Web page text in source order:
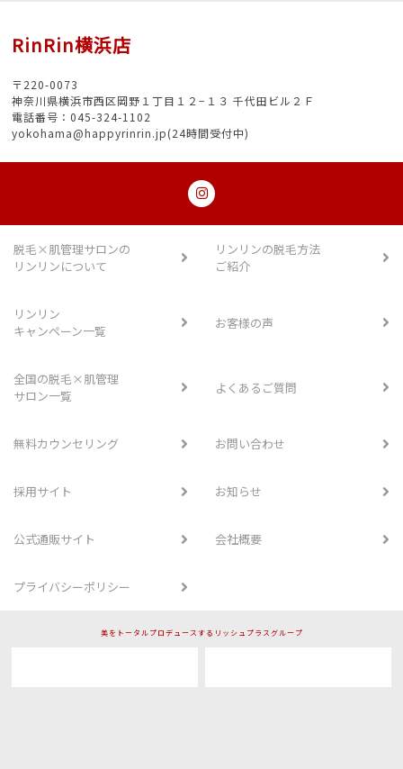
RinRin横浜店
〒220-0073
神奈川県横浜市西区岡野１丁目１２−１３ 千代田ビル２Ｆ
電話番号：045-324-1102
yokohama@happyrinrin.jp(24時間受付中)
脱毛×肌管理サロンの
リンリンについて
リンリンの脱毛方法
ご紹介
リンリン
キャンペーン一覧
お客様の声
全国の脱毛×肌管理
サロン一覧
よくあるご質問
無料カウンセリング お問い合わせ
採用サイト お知らせ
公式通販サイト 会社概要
プライバシーポリシー
美をトータルプロデュースするリッシュプラスグループ